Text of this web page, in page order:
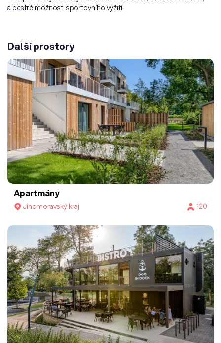
a pestré možnosti sportovního vyžití.
Další prostory
Apartmány
Jihomoravský kraj 120